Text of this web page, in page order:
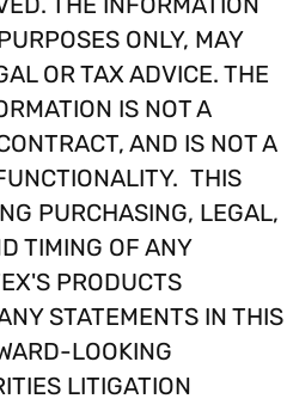
ONLY, MAY
OR TAX ADVICE. THE
IS NOT A
AND IS NOT A
THIS
PURCHASING, LEGAL,
TIMING OF ANY
PRODUCTS
STATEMENTS IN THIS
LOOKING
LITIGATION